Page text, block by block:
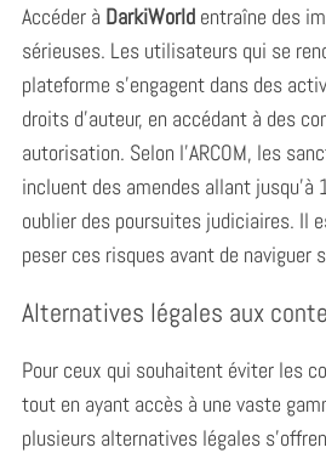
Accéder à DarkiWorldentraîne des
sérieuses. Les utilisateurs qui se
plateforme s’engagent dans des
droits d’auteur, en accédant à des
autorisation. Selon l’ARCOM, les
incluent des amendes allant jusqu’à
oublier des poursuites judiciaires. Il
peser ces risques avant de naviguer
Alternatives légales aux
Pour ceux qui souhaitent éviter les
tout en ayant accès à une vaste
plusieurs alternatives légales